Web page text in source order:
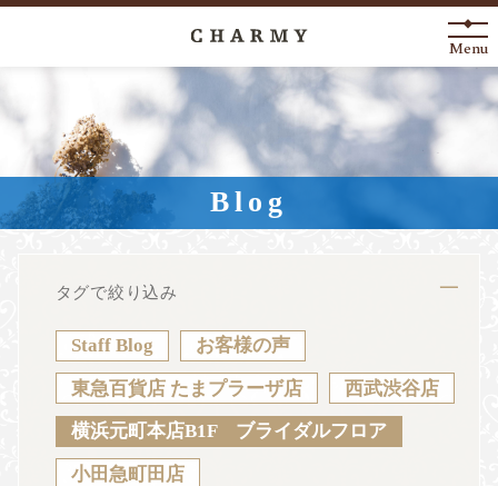
New Arrival
About
Engagement Ring
Anniversary
News Blog
Menu
Blog
タグで絞り込み
Staff Blog お客様の声
東急百貨店 たまプラーザ店 西武渋谷店
横浜元町本店B1F ブライダルフロア
小田急町田店